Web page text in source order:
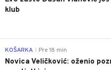
klub
KOŠARKA Pre 18 min
Novica Veličković: oženio